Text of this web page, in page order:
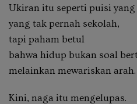
Ukiran itu seperti puisi
yang tak pernah sekolah,
tapi paham betul
bahwa hidup bukan soal
melainkan mewariskan arah.
Kini, naga itu mengelupas.